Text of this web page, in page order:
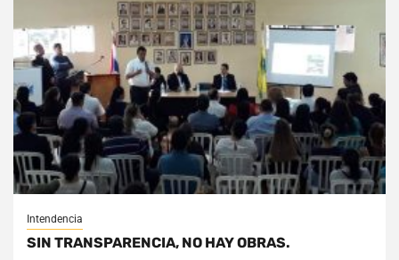
Intendencia
SIN TRANSPARENCIA, NO HAY OBRAS.